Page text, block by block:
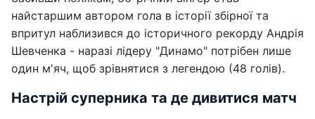
найстаршим автором гола в історії збірної та
впритул наблизився до історичного рекорду Андрія
Шевченка - наразі лідеру "Динамо" потрібен лише
один м'яч, щоб зрівнятися з легендою (48 голів).
Настрій суперника та де дивитися матч